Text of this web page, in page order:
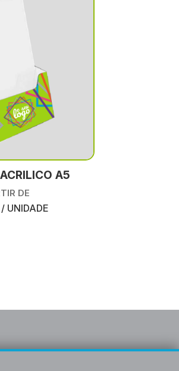
A5
DE
/ UNIDADE